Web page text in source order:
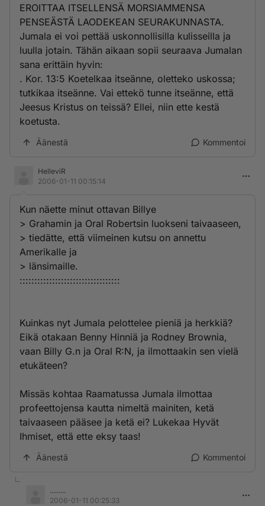
EROITTAA ITSELLENSÄ MORSIAMMENSA
PENSEÄSTÄ LAODEKEAN SEURAKUNNASTA.
Jumala ei voi pettää uskonnollisilla kulisseilla ja
luulla jotain. Tähän aikaan sopii seuraava Jumalan
sana erittäin hyvin:
. Kor. 13:5 Koetelkaa itseänne, oletteko uskossa;
tutkikaa itseänne. Vai ettekö tunne itseänne, että
Jeesus Kristus on teissä? Ellei, niin ette kestä
koetusta.
Äänestä Kommentoi
HelleviR
2006-01-11 00:15:14
Kun näette minut ottavan Billye
> Grahamin ja Oral Robertsin luokseni taivaaseen,
> tiedätte, että viimeinen kutsu on annettu
Amerikalle ja
> länsimaille.
::::::::::::::::::::::::::::::::::
Kuinkas nyt Jumala pelottelee pieniä ja herkkiä?
Eikä otakaan Benny Hinniä ja Rodney Brownia,
vaan Billy G.n ja Oral R:N, ja ilmottaakin sen vielä
etukäteen?
Missäs kohtaa Raamatussa Jumala ilmottaa
profeettojensa kautta nimeltä mainiten, ketä
taivaaseen pääsee ja ketä ei? Lukekaa Hyvät
Ihmiset, että ette eksy taas!
Äänestä Kommentoi
.........
2006-01-11 00:25:33